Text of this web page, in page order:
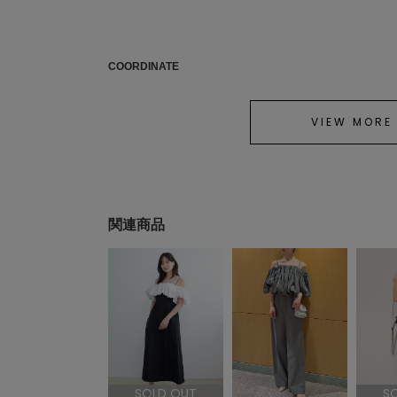
COORDINATE
VIEW MORE
関連商品
SOLD OUT